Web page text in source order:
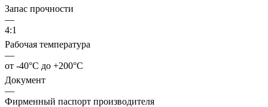
Запас прочности
—
4:1
Рабочая температура
—
от -40°C до +200°C
Документ
—
Фирменный паспорт производителя